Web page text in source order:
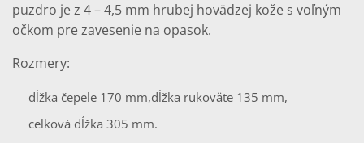
puzdro je z 4 – 4,5 mm hrubej hovädzej kože s voľným
očkom pre zavesenie na opasok.
Rozmery:
dĺžka čepele 170 mm,dĺžka rukoväte 135 mm,
celková dĺžka 305 mm.